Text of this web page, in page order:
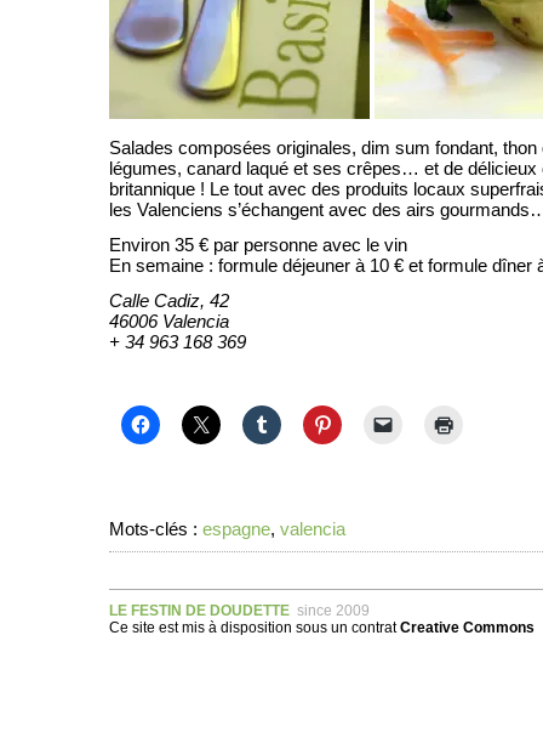
Salades composées originales, dim sum fondant,
légumes, canard laqué et ses crêpes… et de délicieux
britannique ! Le tout avec des produits locaux
les Valenciens s’échangent avec des airs
Environ 35 € par personne avec le vin
En semaine : formule déjeuner à 10 € et formule dîner
Calle Cadiz, 42
46006 Valencia
+ 34 963 168 369
Mots-clés : espagne, valencia
LE FESTIN DE DOUDETTE since 2009
Ce site est mis à disposition sous un contratCreative Commons